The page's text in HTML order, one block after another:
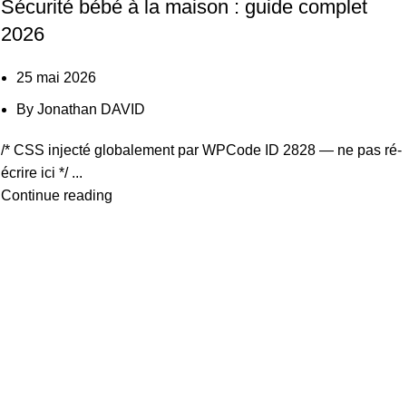
Sécurité bébé à la maison : guide complet
2026
25 mai 2026
By Jonathan DAVID
/* CSS injecté globalement par WPCode ID 2828 — ne pas ré-
écrire ici */ ...
Continue reading